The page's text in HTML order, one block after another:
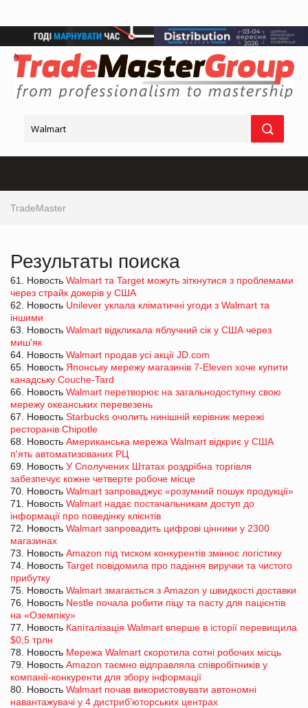
TradeMaster
Результаты поиска
61. Новость Walmart та Target можуть зіткнутися з проблемами
через страйк докерів у США
62. Новость Unilever уклала кліматичні угоди з Walmart та
іншими
63. Новость Walmart відкликала яблучний сік у США через
миш'як
64. Новость Walmart продав усі акції JD.com
65. Новость Японську мережу магазинів 7-Eleven хоче купити
канадську Couche-Tard
66. Новость Walmart перетворює на загальнодоступну свою
мережу океанських перевезень
67. Новость Starbucks очолить нинішній керівник мережі
ресторанів Chipotle
68. Новость Американська мережа Walmart відкриє у США
п'ять автоматизованих РЦ
69. Новость У Сполучених Штатах роздрібна торгівля
забезпечує кожне четверте робоче місце
70. Новость Walmart запроваджує «розумний пошук продукції»
71. Новость Walmart надає постачальникам доступ до
інформації про поведінку клієнтів
72. Новость Walmart запровадить цифрові цінники у 2300
магазинах
73. Новость Amazon під тиском конкурентів змінює логістику
74. Новость Target повідомила про падіння виручки та чистого
прибутку
75. Новость Walmart змагається з Amazon у швидкості доставки
76. Новость Nestle почала робити піцу та пасту для пацієнтів
на «Оземпіку»
77. Новость Капіталізація Walmart вперше в історії перевищила
$0,5 трлн
78. Новость Мережа Walmart скоротила сотні робочих місць
79. Новость Amazon таємно відправляла співробітників у
компанії-конкуренти для збору інформації
80. Новость Walmart почав використовувати автономні
навантажувачі у 4 дистриб’юторських центрах